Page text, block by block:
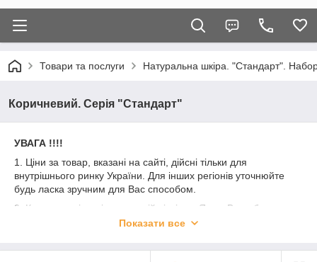
Товари та послуги Натуральна шкіра. "Стандарт".
Коричневий. Серія "Стандарт"
УВАГА !!!!
1. Ціни за товар, вказані на сайті, дійсні тільки для
внутрішнього ринку України. Для інших регіонів уточнюйте
будь ласка зручним для Вас способом.
2. Кожна партія шкіри має свій відтінок. Якщо Ви робите
закупівлю не набором, але для Вас принципово отримати всі
до замовлення. Ми постараємося підібрати для Вас всі з
Показати все